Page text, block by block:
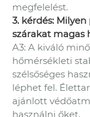
megfelelést.
3. kérdés:
szárakat magas
A3: A kiváló
hőmérsékleti
szélsőséges
léphet fel.
ajánlott
használni őket.